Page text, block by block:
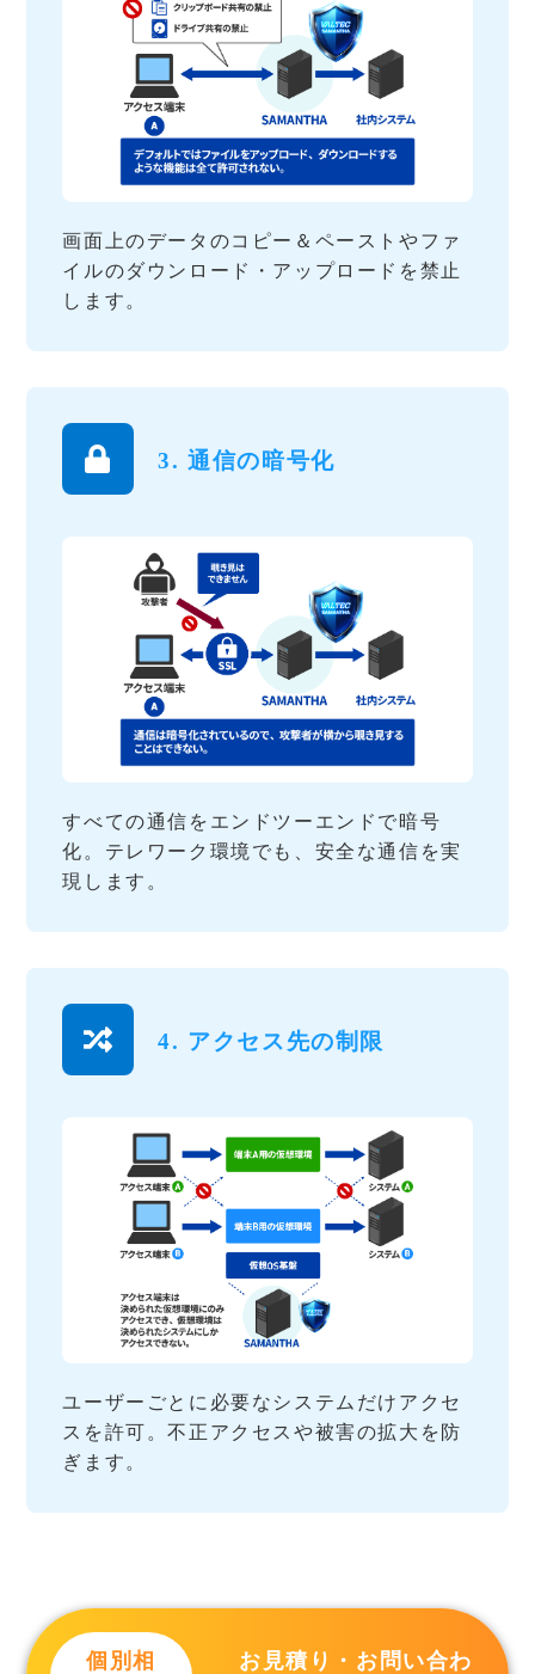
画面上のデータのコピー＆ペーストやファ
イルのダウンロード・アップロードを禁止
します。
3. 通信の暗号化
すべての通信をエンドツーエンドで暗号
化。テレワーク環境でも、安全な通信を実
現します。
4. アクセス先の制限
ユーザーごとに必要なシステムだけアクセ
スを許可。不正アクセスや被害の拡大を防
ぎます。
個別相
お見積り・お問い合わ